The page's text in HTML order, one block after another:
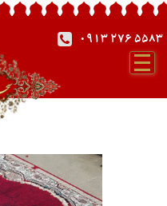
0913 276 5583